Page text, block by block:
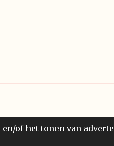
of het tonen van